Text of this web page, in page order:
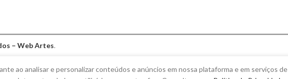
– Web Artes.
ao analisar e personalizar conteúdos e anúncios em nossa plataforma e em serviços de